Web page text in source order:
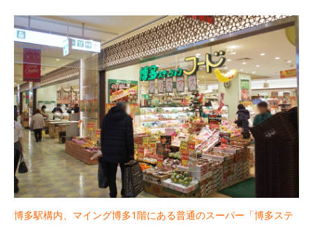
博多駅構内、マイング博多1階にある普通のスーパー「博多ステ